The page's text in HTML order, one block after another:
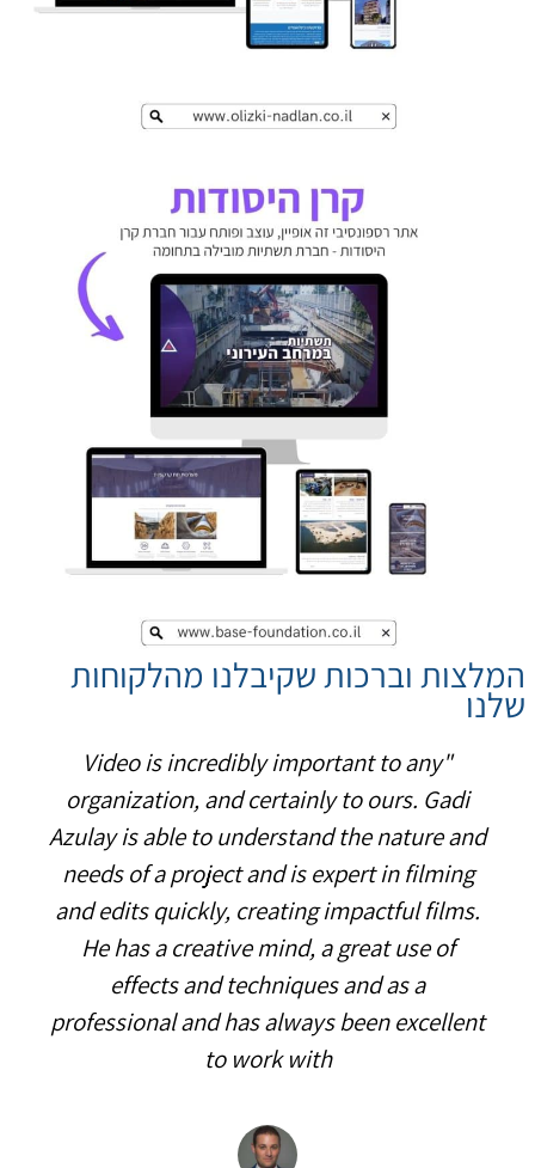
המלצות וברכות שקיבלנו מהלקוחות
שלנו
את כל הנוגע לנוכחות של העסק שלי באינטרנט
אני מפקידה בידיו המקצועיות והנאמנות של גדי
אזולאי, ממנו אני מקבלת שירות איכותי ויצירתי
ותוצאות נפלאות המגדילות את התנועה לאתר
ואת כניסת הלקוחות לעסק
עו"ד דולפין דותן